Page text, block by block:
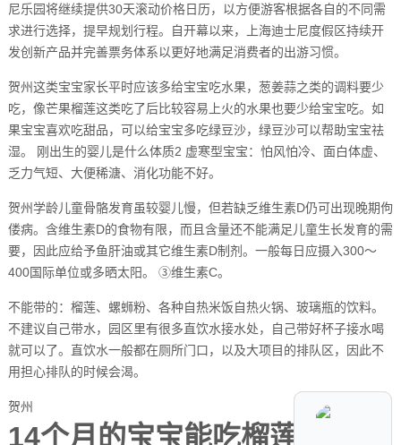
尼乐园将继续提供30天滚动价格日历，以方便游客根据各自的不同需
求进行选择，提早规划行程。自开幕以来，上海迪士尼度假区持续开
发创新产品并完善票务体系以更好地满足消费者的出游习惯。
贺州这类宝宝家长平时应该多给宝宝吃水果，葱姜蒜之类的调料要少
吃，像芒果榴莲这类吃了后比较容易上火的水果也要少给宝宝吃。如
果宝宝喜欢吃甜品，可以给宝宝多吃绿豆沙，绿豆沙可以帮助宝宝祛
湿。 刚出生的婴儿是什么体质2 虚寒型宝宝：怕风怕冷、面白体虚、
乏力气短、大便稀溏、消化功能不好。
贺州学龄儿童骨骼发育虽较婴儿慢，但若缺乏维生素D仍可出现晚期佝
偻病。含维生素D的食物有限，而且含量还不能满足儿童生长发育的需
要，因此应给予鱼肝油或其它维生素D制剂。一般每日应摄入300～
400国际单位或多晒太阳。 ③维生素C。
不能带的：榴莲、螺蛳粉、各种自热米饭自热火锅、玻璃瓶的饮料。
不建议自己带水，园区里有很多直饮水接水处，自己带好杯子接水喝
就可以了。直饮水一般都在厕所门口，以及大项目的排队区，因此不
用担心排队的时候会渴。
贺州
14个月的宝宝能吃榴莲吗?